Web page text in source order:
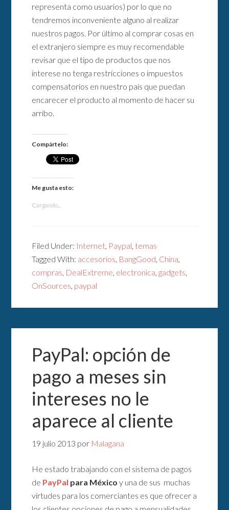
representa como usuarios) por lo que no
tendremos inconveniente alguno al realizar
nuestros pagos. Por último al comprar cosas en
el extranjero siempre es muy recomendable
revisar que el tipo de productos que nos
interese no tenga restricciones o impuestos
compensatorios en nuestro país que puedan
encarecer el producto al momento de hacer su
arribo.
Compártelo:
Me gusta esto:
Cargando...
Filed Under: Internet Paypal temas
Tagged With: accesorios BangGood China
compras DealExtreme electronica ,gadgets
OnSources paypal
PayPal: opción de
pago a meses sin
intereses no le
aparece al cliente
19 julio 2013 por Malagana
He estado trabajando con el sistema de pagos
de PayPal para México y una de sus muchas
virtudes para los comerciantes es que ofrecer a